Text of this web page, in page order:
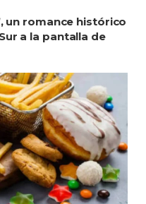
un romance histórico
a la pantalla de